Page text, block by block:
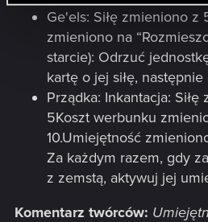
Ge'els: Siłę zmieniono z
zmieniono na
starcie): Odrzuć
kartę o jej siłę,
Prządka: Inkantacja:
5Koszt werbunku
10.Umiejętność
Za każdym razem, gdy
z zemstą, aktywuj jej
Komentarz twórców: